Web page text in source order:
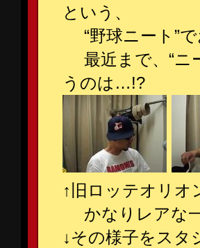
という、
“野球ニート”
最近まで、“ニ
うのは…!?
↑旧ロッテオリオ
かなりレアな
↓その様子をス